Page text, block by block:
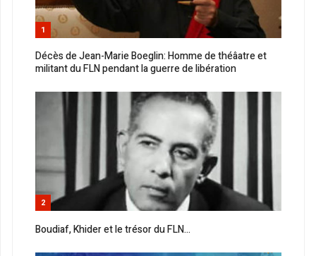
1
Décès de Jean-Marie Boeglin: Homme de théâatre et
militant du FLN pendant la guerre de libération
2
Boudiaf, Khider et le trésor du FLN...